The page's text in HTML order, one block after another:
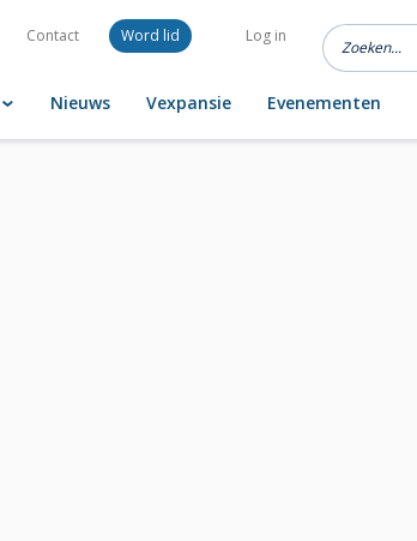
Contact Word lid Log in
Nieuws Vexpansie Evenementen